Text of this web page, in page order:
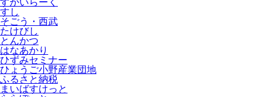
すかいらーく
すし
そごう・西武
たけびし
とんかつ
はなあかり
ひずみセミナー
ひょうご小野産業団地
ふるさと納税
まいばすけっと